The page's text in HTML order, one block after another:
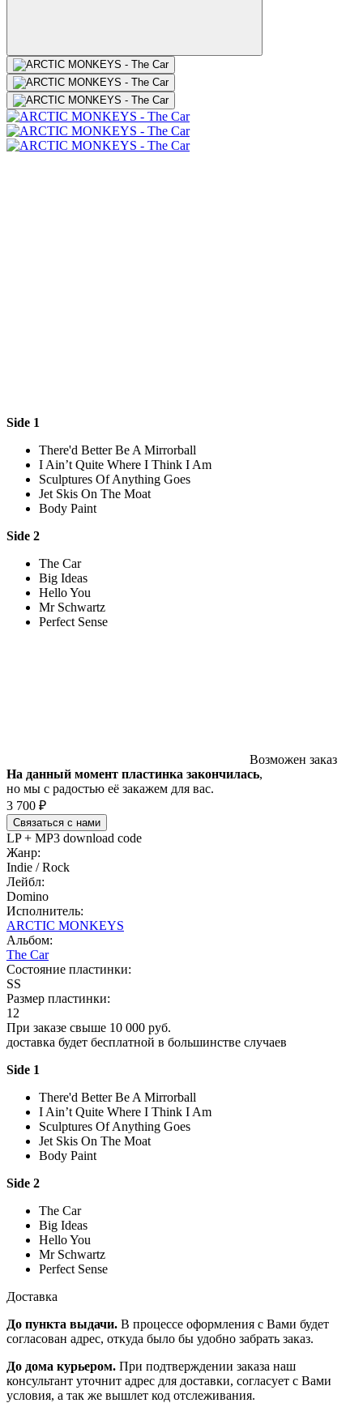
Side 1
There'd Better Be A Mirrorball
I Ain’t Quite Where I Think I Am
Sculptures Of Anything Goes
Jet Skis On The Moat
Body Paint
Side 2
The Car
Big Ideas
Hello You
Mr Schwartz
Perfect Sense
Возможен заказ
На данный момент пластинка закончилась,
но мы с радостью её закажем для вас.
3 700 ₽
Связаться с нами
LP + MP3 download code
Жанр:
Indie / Rock
Лейбл:
Domino
Исполнитель:
ARCTIC MONKEYS
Альбом:
The Car
Состояние пластинки:
SS
Размер пластинки:
12
При заказе свыше 10 000 руб.
доставка будет бесплатной в большинстве случаев
Side 1
There'd Better Be A Mirrorball
I Ain’t Quite Where I Think I Am
Sculptures Of Anything Goes
Jet Skis On The Moat
Body Paint
Side 2
The Car
Big Ideas
Hello You
Mr Schwartz
Perfect Sense
Доставка
До пункта выдачи. В процессе оформления с Вами будет
согласован адрес, откуда было бы удобно забрать заказ.
До дома курьером. При подтверждении заказа наш
консультант уточнит адрес для доставки, согласует с Вами
условия, а так же вышлет код отслеживания.